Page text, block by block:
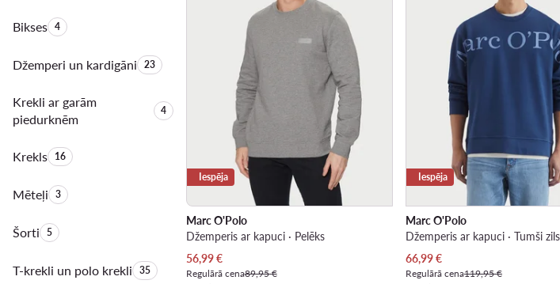
BiksesProduktu skaits:
4
Džemperi un kardigāniProduktu skaits:
23
Krekli ar garām
piedurknēm
Produktu skaits:
4
KreklsProduktu skaits:
16
MēteļiProduktu skaits:
3
ŠortiProduktu skaits:
5
T-krekli un polo krekliProduktu skaits:
35
Iespēja
Marc O'Polo
Džemperis ar kapuci · Pelēks
Pašreizējā cena
56,99€
Regulārā cena89,95 €
Iespēja
Marc O'Polo
Džemperis ar kapuci · Tumši zils
Pašreizējā cena
66,99€
Regulārā cena119,95 €